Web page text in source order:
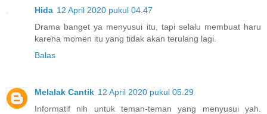
Hida 12 April 2020 pukul 04.47
Drama banget ya menyusui itu, tapi selalu membuat haru
karena momen itu yang tidak akan terulang lagi.
Balas
Melalak Cantik 12 April 2020 pukul 05.29
Informatif nih untuk teman-teman yang menyusui yah.